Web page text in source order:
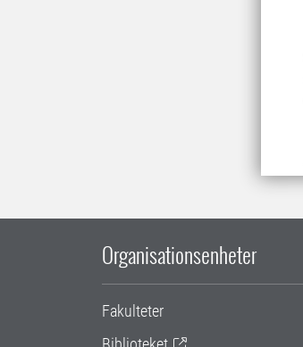
Organisationsenheter
Fakulteter